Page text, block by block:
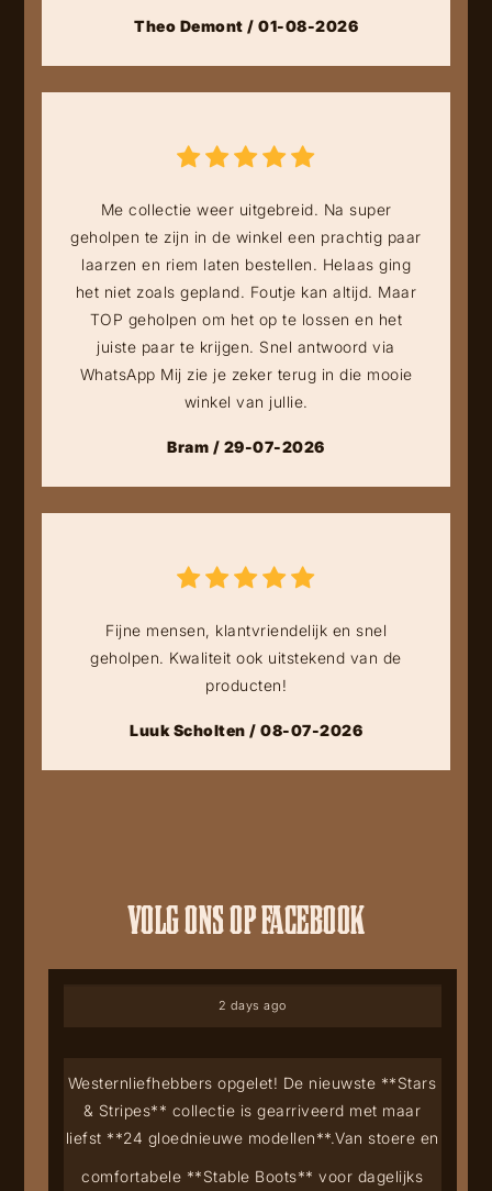
Theo Demont / 01-08-2026
Me collectie weer uitgebreid. Na super
geholpen te zijn in de winkel een prachtig paar
laarzen en riem laten bestellen. Helaas ging
het niet zoals gepland. Foutje kan altijd. Maar
TOP geholpen om het op te lossen en het
juiste paar te krijgen. Snel antwoord via
WhatsApp Mij zie je zeker terug in die mooie
winkel van jullie.
Bram / 29-07-2026
Fijne mensen, klantvriendelijk en snel
geholpen. Kwaliteit ook uitstekend van de
producten!
Luuk Scholten / 08-07-2026
VOLG ONS OP FACEBOOK
2 days ago
Westernliefhebbers opgelet! De nieuwste **Stars
& Stripes** collectie is gearriveerd met maar
liefst **24 gloednieuwe modellen**.Van stoere en
comfortabele **Stable Boots** voor dagelijks